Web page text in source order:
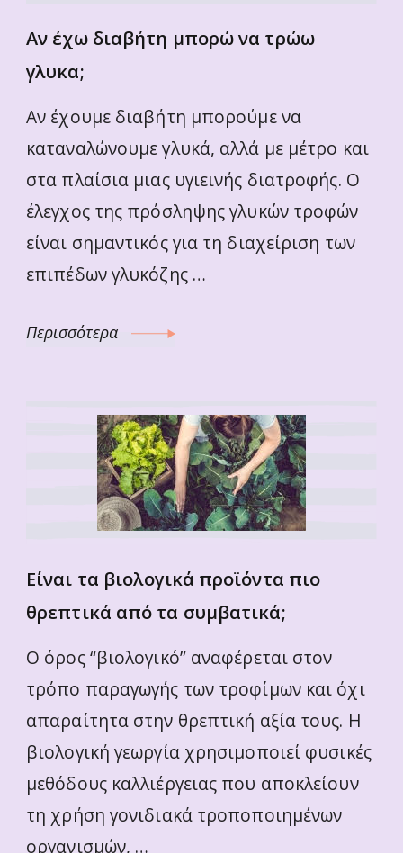
Αν έχω διαβήτη μπορώ να τρώω
γλυκα;
Αν έχουμε διαβήτη μπορούμε να
καταναλώνουμε γλυκά, αλλά με μέτρο και
στα πλαίσια μιας υγιεινής διατροφής. Ο
έλεγχος της πρόσληψης γλυκών τροφών
είναι σημαντικός για τη διαχείριση των
επιπέδων γλυκόζης …
Περισσότερα
Είναι τα βιολογικά προϊόντα πιο
θρεπτικά από τα συμβατικά;
O όρος “βιολογικό” αναφέρεται στον
τρόπο παραγωγής των τροφίμων και όχι
απαραίτητα στην θρεπτική αξία τους. Η
βιολογική γεωργία χρησιμοποιεί φυσικές
μεθόδους καλλιέργειας που αποκλείουν
τη χρήση γονιδιακά τροποποιημένων
οργανισμών, …